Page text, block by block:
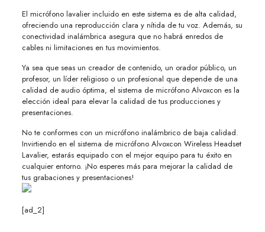
El micrófono lavalier incluido en este sistema es de alta calidad,
ofreciendo una reproducción clara y nítida de tu voz. Además, su
conectividad inalámbrica asegura que no habrá enredos de
cables ni limitaciones en tus movimientos.
Ya sea que seas un creador de contenido, un orador público, un
profesor, un líder religioso o un profesional que depende de una
calidad de audio óptima, el sistema de micrófono Alvoxcon es la
elección ideal para elevar la calidad de tus producciones y
presentaciones.
No te conformes con un micrófono inalámbrico de baja calidad.
Invirtiendo en el sistema de micrófono Alvoxcon Wireless Headset
Lavalier, estarás equipado con el mejor equipo para tu éxito en
cualquier entorno. ¡No esperes más para mejorar la calidad de
tus grabaciones y presentaciones!
[ad_2]